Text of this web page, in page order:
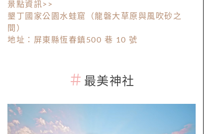
景點資訊>>
墾丁國家公園水蛙窟（龍磐大草原與風吹砂之
間）
地址：屏東縣恆春鎮500 巷 10 號
＃ 最美神社